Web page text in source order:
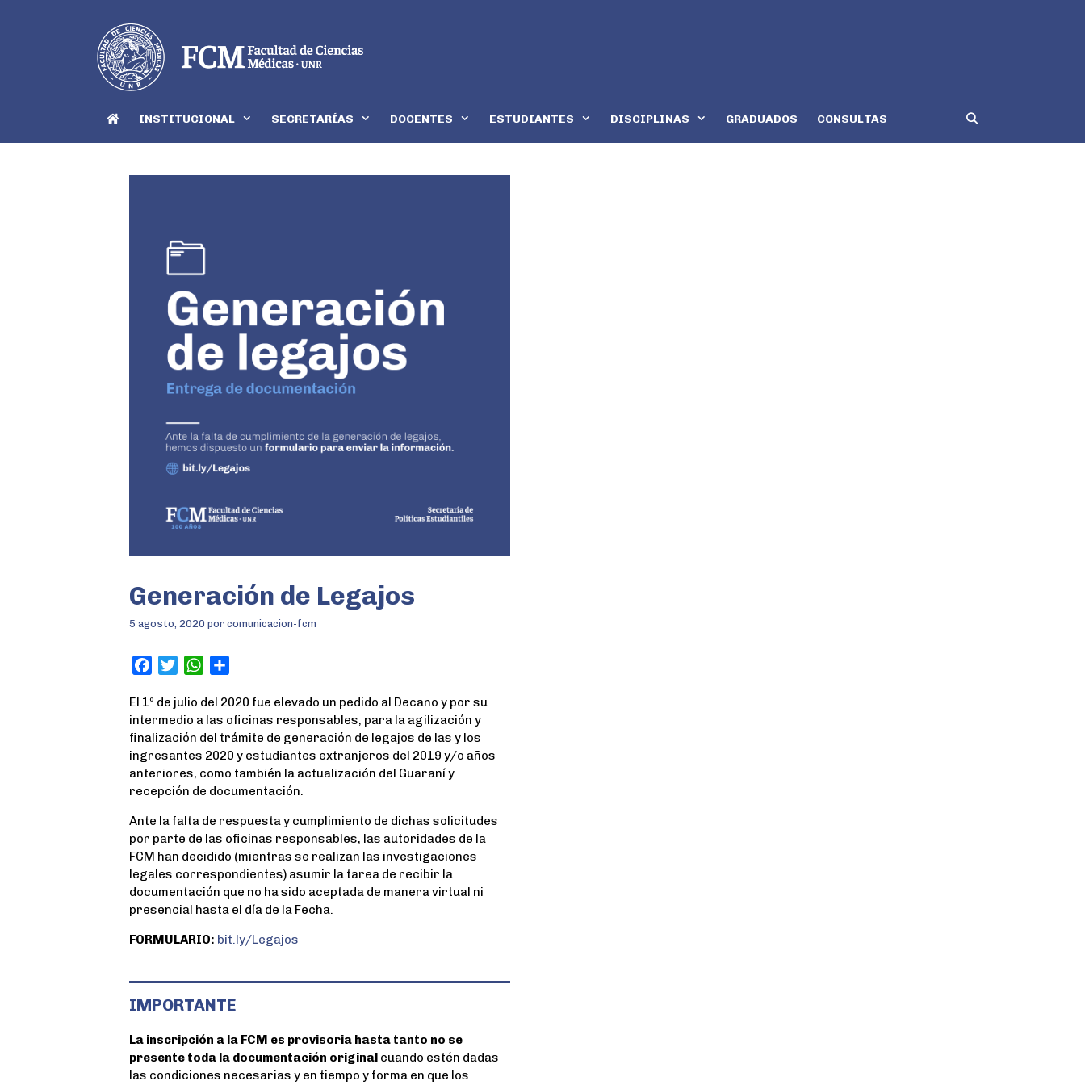
INSTITUCIONAL SECRETARÍAS DOCENTES ESTUDIANTES DISCIPLINAS GRADUADOS CONSULTAS
Generación de Legajos
5 agosto, 2020 por comunicacion-fcm
c
e
b
o
o
k
i
t
t
e
r
W
a
t
s
A
p
a
r
e
El 1º de julio del 2020 fue elevado un pedido al Decano y por su
intermedio a las oficinas responsables, para la agilización y
finalización del trámite de generación de legajos de las y los
ingresantes 2020 y estudiantes extranjeros del 2019 y/o años
anteriores, como también la actualización del Guaraní y
recepción de documentación.
Ante la falta de respuesta y cumplimiento de dichas solicitudes
por parte de las oficinas responsables, las autoridades de la
FCM han decidido (mientras se realizan las investigaciones
legales correspondientes) asumir la tarea de recibir la
documentación que no ha sido aceptada de manera virtual ni
presencial hasta el día de la Fecha.
FORMULARIO: bit.ly/Legajos
IMPORTANTE
La inscripción a la FCM es provisoria hasta tanto no se
presente toda la documentación original cuando estén dadas
las condiciones necesarias y en tiempo y forma en que los